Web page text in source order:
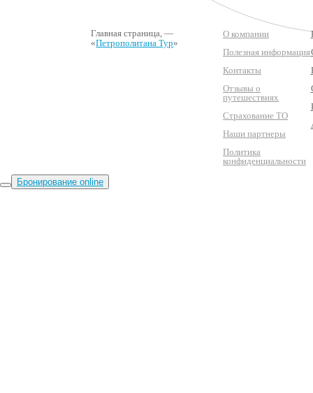
Главная страница, —
«Петрополитана Тур»
О компании
Полезная информация
Контакты
Отзывы о
путешествиях
Страхование ТО
Наши партнеры
Политика
конфиденциальности
Бронирование online